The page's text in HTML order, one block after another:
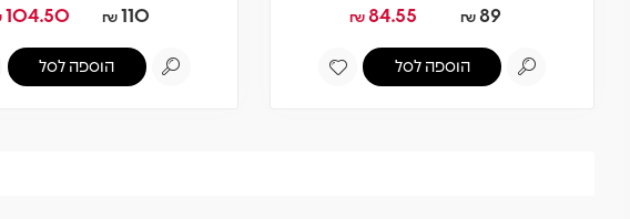
89
₪
84.55
₪
הוספה לסל
110
₪
104.50
הוספה לסל